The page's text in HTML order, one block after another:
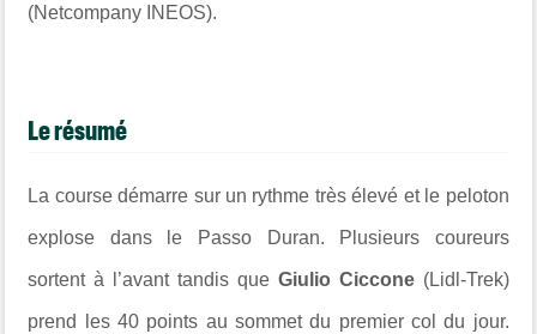
(Netcompany INEOS).
Le résumé
La course démarre sur un rythme très élevé et le peloton
explose dans le Passo Duran. Plusieurs coureurs
sortent à l’avant tandis que Giulio Ciccone (Lidl-Trek)
prend les 40 points au sommet du premier col du jour.